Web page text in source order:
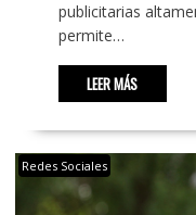
publicitarias
permite…
LEER MÁS
Redes Sociales